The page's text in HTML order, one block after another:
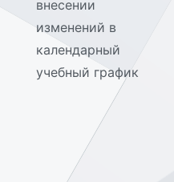
внесении
изменений в
календарный
учебный график